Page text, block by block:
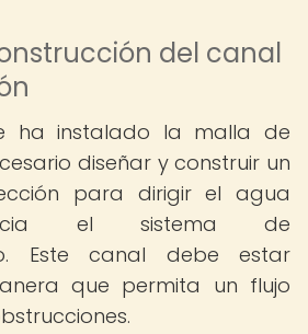
del canal
ha instalado la malla de
diseñar y construir un
para dirigir el agua
el sistema de
Este canal debe estar
que permita un flujo